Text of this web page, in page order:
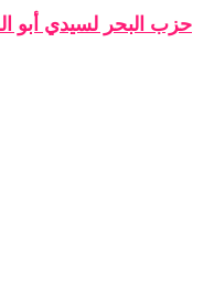
حزب البحر لسيدي أبو